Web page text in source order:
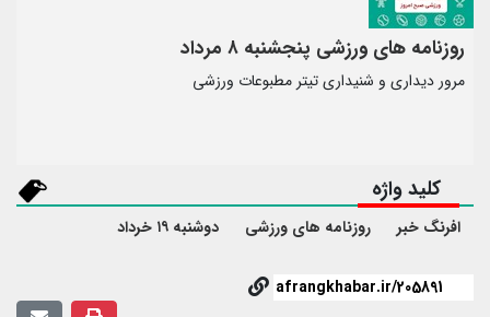
روزنامه های ورزشی پنجشنبه ۸ مرداد
مرور دیداری و شنیداری تیتر مطبوعات ورزشی
کلید واژه
افرنگ خبر روزنامه های ورزشی دوشنبه ۱۹ خرداد